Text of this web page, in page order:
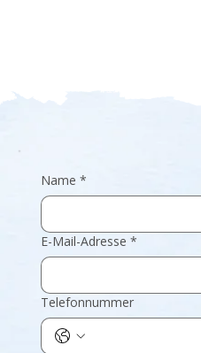
Name *
E-Mail-Adresse *
Telefonnummer